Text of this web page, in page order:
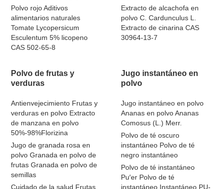
Polvo rojo Aditivos
alimentarios naturales
Tomate Lycopersicum
Esculentum 5% licopeno
CAS 502-65-8
Extracto de alcachofa en
polvo C. Cardunculus L.
Extracto de cinarina CAS
30964-13-7
Polvo de frutas y
verduras
Antienvejecimiento Frutas y
verduras en polvo Extracto
de manzana en polvo
50%-98%Florizina
Jugo de granada rosa en
polvo Granada en polvo de
frutas Granada en polvo de
semillas
Cuidado de la salud Frutas
Jugo instantáneo en
polvo
Jugo instantáneo en polvo
Ananas en polvo Ananas
Comosus (L.) Merr.
Polvo de té oscuro
instantáneo Polvo de té
negro instantáneo
Polvo de té instantáneo
Pu′er Polvo de té
instantáneo Instantáneo PU-